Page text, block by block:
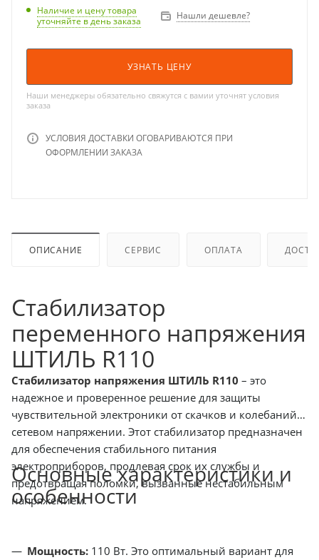
Наличие и цену товара
уточняйте в день заказа
Нашли дешевле?
УЗНАТЬ ЦЕНУ
Наши менеджеры обязательно свяжутся с вамии уточнят условия
заказа
УСЛОВИЯ ДОСТАВКИ ОГОВАРИВАЮТСЯ ПРИ
ОФОРМЛЕНИИ ЗАКАЗА
ОПИСАНИЕ СЕРВИС ОПЛАТА
Стабилизатор
переменного напряжения
ШТИЛЬ R110
Стабилизатор напряжения ШТИЛЬ R110 – это
надежное и проверенное решение для защиты
чувствительной электроники от скачков и колебаний в
сетевом напряжении. Этот стабилизатор предназначен
для обеспечения стабильного питания
электроприборов, продлевая срок их службы и
предотвращая поломки, вызванные нестабильным
напряжением.
Основные характеристики и
особенности
Мощность: 110 Вт. Это оптимальный вариант для